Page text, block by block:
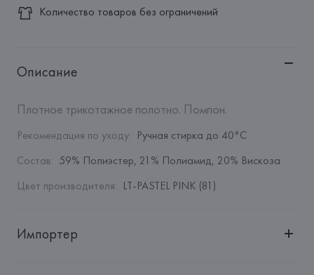
Количество товаров без ограничений
Описание
Плотное трикотажное полотно. Помпон.
Рекомендация по уходу: Ручная стирка до 40°C
Состав: 59% Полиэстер, 21% Полиамид, 20% Вискоза
Цвет производителя: LT-PASTEL PINK (81)
Импортер